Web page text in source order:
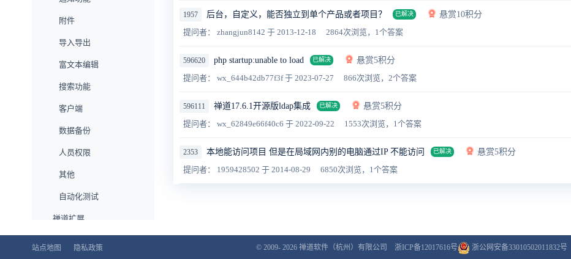
附件
导入导出
富文本编辑
搜索功能
客户端
数据备份
人员权限
其他
自动化测试
禅道扩展
企业版功能
1957 后台，自定义，能否独立到单个产品或者项目？ 已解决
悬赏10积分
提问者： zhangjun8142 于 2013-12-18 2864次浏览，1个答案
596620 php startup:unable to load 已解决
悬赏5积分
提问者： wx_644b42db77f3f于 2023-07-27 866次浏览，2个答案
596111 禅道17.6.1开源版ldap集成 已解决
悬赏5积分
提问者： wx_62849e66f40c6 于 2022-09-22 1553次浏览，1个答案
2353 本地能访问项目 但是在局域网内别的电脑通过IP 不能访问 已解决
悬赏5积分
提问者： 1959428502 于 2014-08-29 6850次浏览，1个答案
站点地图 隐私政策 © 2009- 2026 禅道软件（杭州）有限公司 浙ICP备12017616号 浙公网安备33010502011832号